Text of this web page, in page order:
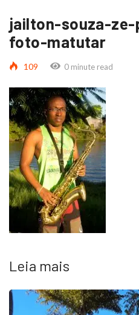
jailton-souza-
foto-matutar
109 0 minute read
Leia mais